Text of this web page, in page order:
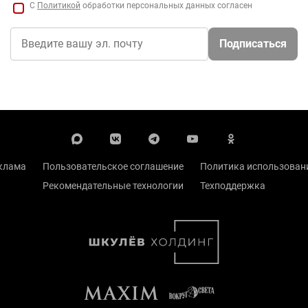
С Политикой обработки персональных данных согласен
Подписаться
Пользовательское соглашение
Политика
Рекомендательные технологии
Техподдержка